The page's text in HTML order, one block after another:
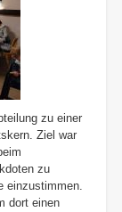
zu einer
Ziel war
zu
einzustimmen.
dort einen